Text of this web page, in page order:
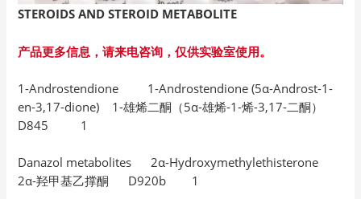
STEROIDS AND STEROID METABOLITE
产品更多信息，请来电咨询，仅供实验室使用。
1-Androstendione 1-Androstendione (5α-Androst-1-
en-3,17-dione) 1-雄烯二酮（5α-雄烯-1-烯-3,17-二酮）
D845 1
Danazol metabolites 2α-Hydroxymethylethisterone
2α-羟甲基乙撑酮 D920b 1